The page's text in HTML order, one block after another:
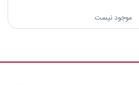
موجود نیست